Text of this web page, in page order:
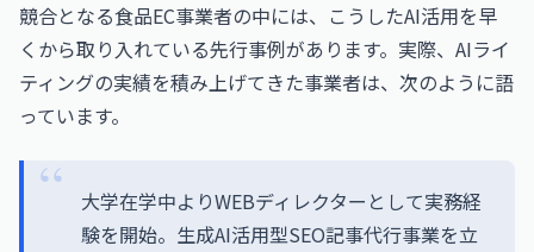
競合となる食品EC事業者の中には、こうしたAI活用を早
くから取り入れている先行事例があります。実際、AIライ
ティングの実績を積み上げてきた事業者は、次のように語
っています。
大学在学中よりWEBディレクターとして実務経
験を開始。生成AI活用型SEO記事代行事業を立